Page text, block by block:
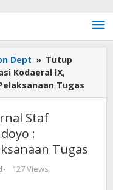
Dept » Tutup
Kodaeral lX,
Tugas
Staf
:
Tugas
-
127 Views